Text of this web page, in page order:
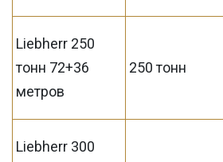
Liebherr 250
тонн 72+36
метров
250 тонн
Liebherr 300